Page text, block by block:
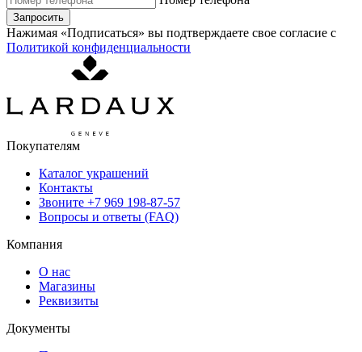
Запросить
Нажимая «Подписаться» вы подтверждаете свое согласие с
Политикой конфиденциальности
Покупателям
Каталог украшений
Контакты
Звоните +7 969 198-87-57
Вопросы и ответы (FAQ)
Компания
О нас
Магазины
Реквизиты
Документы